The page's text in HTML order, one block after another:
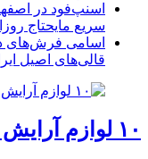
اسنپ‌فود در
سریع مایحتاج
اسامی فرش‌های
قالی‌های اصیل
۱۰ لوازم آرایش ضروری که باید داشته باشید